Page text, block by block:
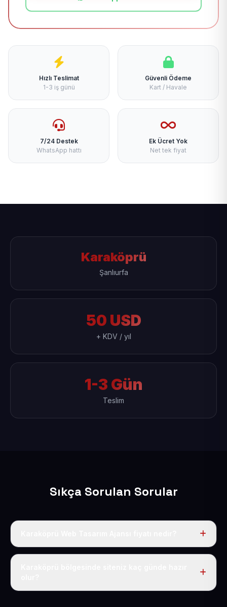
Hızlı Teslimat
1-3 iş günü
Güvenli Ödeme
Kart / Havale
7/24 Destek
WhatsApp hattı
Ek Ücret Yok
Net tek fiyat
Karaköprü
Şanlıurfa
50 USD
+ KDV / yıl
1-3 Gün
Teslim
Sıkça Sorulan Sorular
Tek fiyat uygulanır: yıllık 50 USD + KDV. Bu bedele alan